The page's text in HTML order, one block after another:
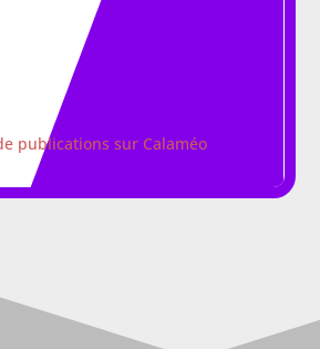
publications sur Calaméo